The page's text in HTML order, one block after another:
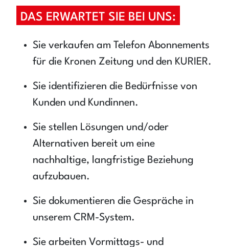
DAS ERWARTET SIE BEI UNS:
Sie verkaufen am Telefon Abonnements
für die Kronen Zeitung und den KURIER.
Sie identifizieren die Bedürfnisse von
Kunden und Kundinnen.
Sie stellen Lösungen und/oder
Alternativen bereit um eine
nachhaltige, langfristige Beziehung
aufzubauen.
Sie dokumentieren die Gespräche in
unserem CRM-System.
Sie arbeiten Vormittags- und